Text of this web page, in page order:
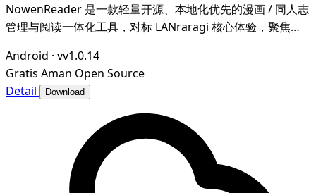
NowenReader 是一款轻量开源、本地化优先的漫画 / 同人志
管理与阅读一体化工具，对标 LANraragi 核心体验，聚焦本
画爱好者打造私域、可控、高效的个人漫画图书馆。
Android · vv1.0.14
Gratis Aman Open Source
Detail
Download